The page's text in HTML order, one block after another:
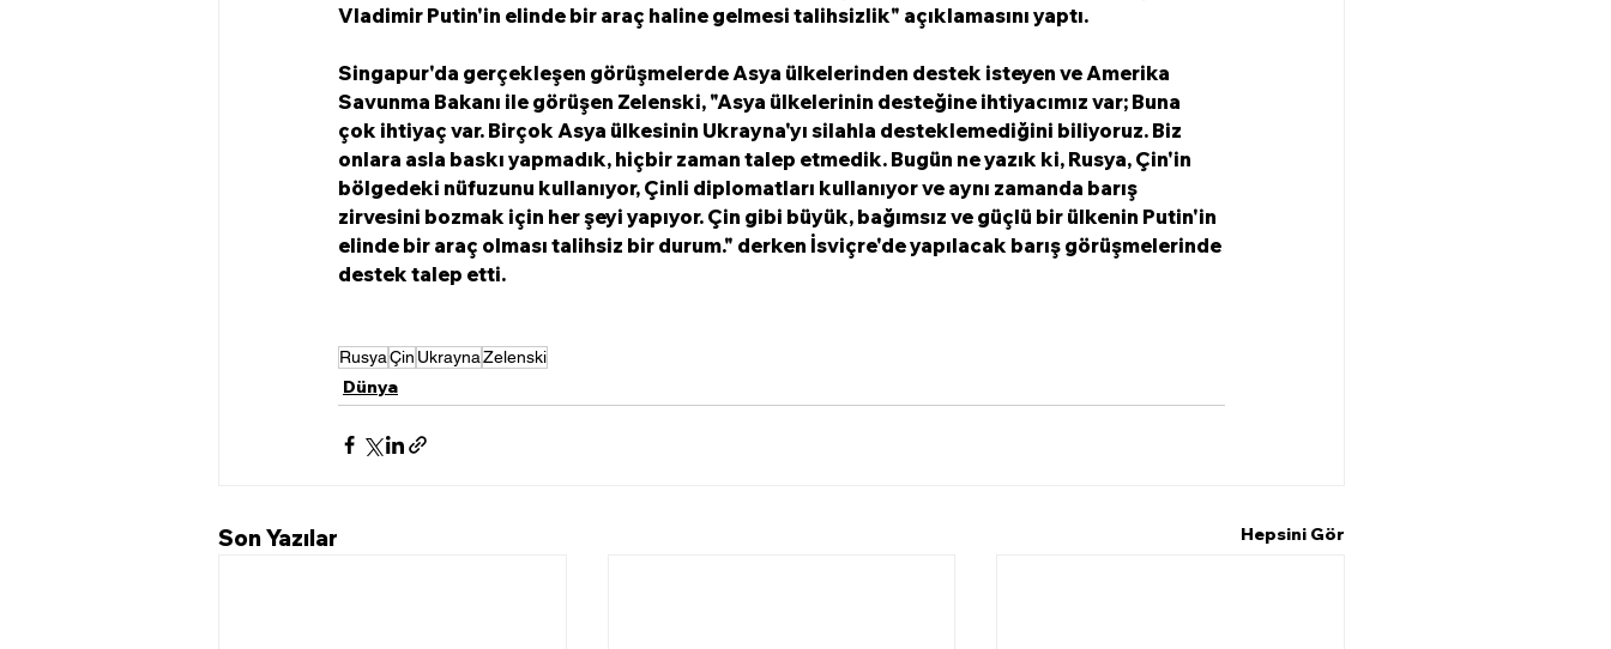
Vladimir Putin'in elinde bir araç haline gelmesi talihsizlik" açıklamasını yaptı.
Singapur'da gerçekleşen görüşmelerde Asya ülkelerinden destek isteyen ve Amerika
Savunma Bakanı ile görüşen Zelenski, "Asya ülkelerinin desteğine ihtiyacımız var; Buna
çok ihtiyaç var. Birçok Asya ülkesinin Ukrayna'yı silahla desteklemediğini biliyoruz. Biz
onlara asla baskı yapmadık, hiçbir zaman talep etmedik. Bugün ne yazık ki, Rusya, Çin'in
bölgedeki nüfuzunu kullanıyor, Çinli diplomatları kullanıyor ve aynı zamanda barış
zirvesini bozmak için her şeyi yapıyor. Çin gibi büyük, bağımsız ve güçlü bir ülkenin Putin'in
elinde bir araç olması talihsiz bir durum." derken İsviçre'de yapılacak barış görüşmelerinde
destek talep etti.
RusyaÇin UkraynaZelenski
Dünya
Son Yazılar Hepsini Gör